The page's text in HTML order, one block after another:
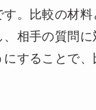
。比較の材
相手の質問に
することで